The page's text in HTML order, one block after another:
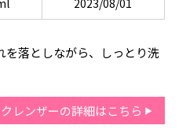
2023/08/01
落としながら、しっとり洗
レンザーの詳細はこちら